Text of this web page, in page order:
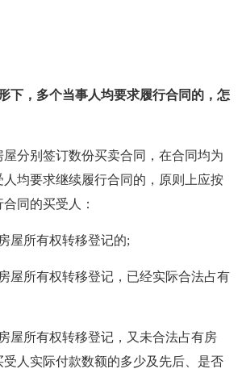
下，多个当事人均要求履行合同的，怎
屋分别签订数份买卖合同，在合同均为
均要求继续履行合同的，原则上应按
同的买受人：
屋所有权转移登记的;
屋所有权转移登记，已经实际合法占有
屋所有权转移登记，又未合法占有房
受人实际付款数额的多少及先后、是否